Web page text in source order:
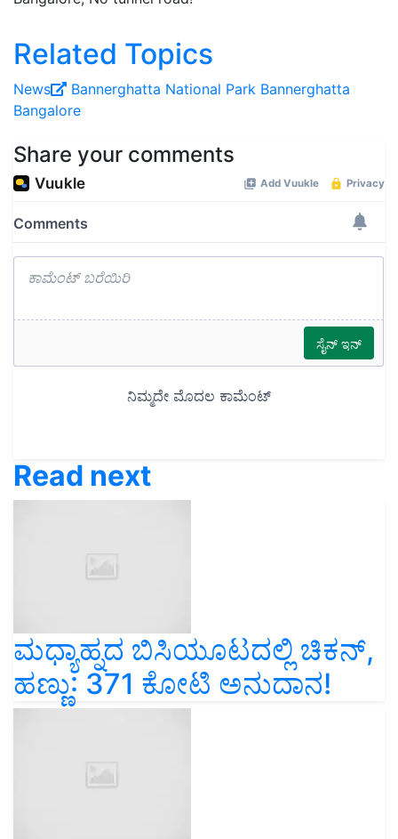
Related Topics
News Bannerghatta National Park Bannerghatta
Bangalore
Share your comments
Read next
ಮಧ್ಯಾಹ್ನದ ಬಿಸಿಯೂಟದಲ್ಲಿ ಚಿಕನ್‌,
ಹಣ್ಣು: 371 ಕೋಟಿ ಅನುದಾನ!